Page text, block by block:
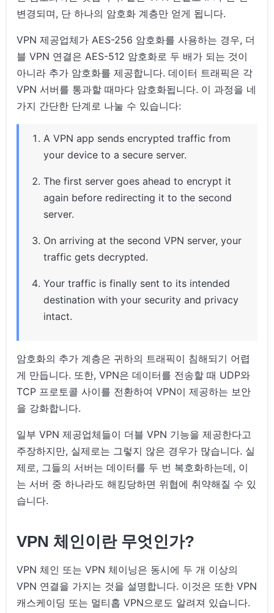
변경되며, 단 하나의 암호화 계층만 얻게 됩니다.
VPN 제공업체가 AES-256 암호화를 사용하는 경우, 더
블 VPN 연결은 AES-512 암호화로 두 배가 되는 것이
아니라 추가 암호화를 제공합니다. 데이터 트래픽은 각
VPN 서버를 통과할 때마다 암호화됩니다. 이 과정을 네
가지 간단한 단계로 나눌 수 있습니다:
A VPN app sends encrypted traffic from
your device to a secure server.
The first server goes ahead to encrypt it
again before redirecting it to the second
server.
On arriving at the second VPN server, your
traffic gets decrypted.
Your traffic is finally sent to its intended
destination with your security and privacy
intact.
암호화의 추가 계층은 귀하의 트래픽이 침해되기 어렵
게 만듭니다. 또한, VPN은 데이터를 전송할 때 UDP와
TCP 프로토콜 사이를 전환하여 VPN이 제공하는 보안
을 강화합니다.
일부 VPN 제공업체들이 더블 VPN 기능을 제공한다고
주장하지만, 실제로는 그렇지 않은 경우가 많습니다. 실
제로, 그들의 서버는 데이터를 두 번 복호화하는데, 이
는 서버 중 하나라도 해킹당하면 위협에 취약해질 수 있
습니다.
VPN 체인이란 무엇인가?
VPN 체인 또는 VPN 체이닝은 동시에 두 개 이상의
VPN 연결을 가지는 것을 설명합니다. 이것은 또한 VPN
캐스케이딩 또는 멀티홉 VPN으로도 알려져 있습니다.